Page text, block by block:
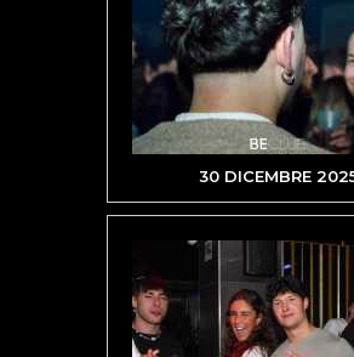
30 DICEMBRE